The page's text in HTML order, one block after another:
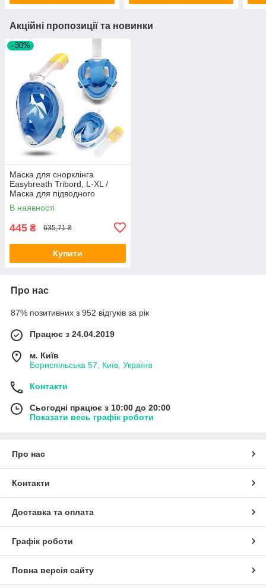
Акційні пропозиції та новинки
–30%
Маска для снорклінга
Easybreath Tribord, L-XL /
Маска для підводного
плавання
В наявності
445 ₴ 635,71 ₴
Купити
Про нас
87% позитивних з 952 відгуків за рік
Працює з 24.04.2019
м. Київ
Бориспільська 57, Київ, Україна
Контакти
Сьогодні працює з 10:00 до 20:00
Показати весь графік роботи
Про нас
Контакти
Доставка та оплата
Графік роботи
Повна версія сайту